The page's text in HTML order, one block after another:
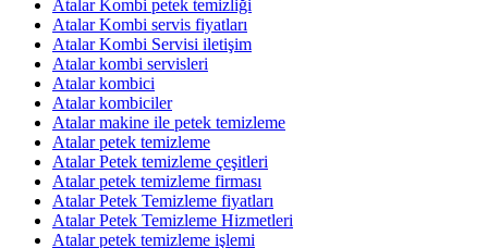
Atalar Kombi petek temizliği
Atalar Kombi servis fiyatları
Atalar Kombi Servisi iletişim
Atalar kombi servisleri
Atalar kombici
Atalar kombiciler
Atalar makine ile petek temizleme
Atalar petek temizleme
Atalar Petek temizleme çeşitleri
Atalar petek temizleme firması
Atalar Petek Temizleme fiyatları
Atalar Petek Temizleme Hizmetleri
Atalar petek temizleme işlemi